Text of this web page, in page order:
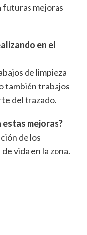
futuras mejoras
en el
de limpieza
también trabajos
del trazado.
estas mejoras?
de los
vida en la zona.